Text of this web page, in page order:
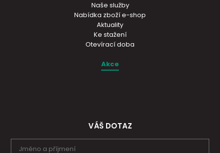
Naše služby
Nabídka zboží e-shop
Aktuality
Ke stažení
Otevírací doba
Akce
VÁŠ DOTAZ